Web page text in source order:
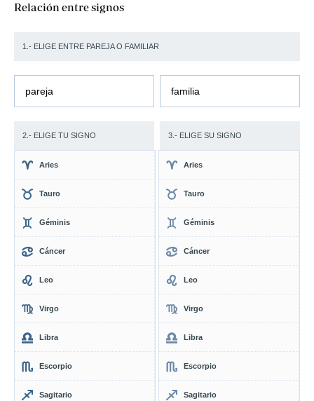
Relación entre signos
1.- ELIGE ENTRE PAREJA O FAMILIAR
pareja familia
2.- ELIGE TU SIGNO 3.- ELIGE SU SIGNO
Aries
Tauro
Géminis
Cáncer
Leo
Virgo
Libra
Escorpio
Sagitario
Aries
Tauro
Géminis
Cáncer
Leo
Virgo
Libra
Escorpio
Sagitario